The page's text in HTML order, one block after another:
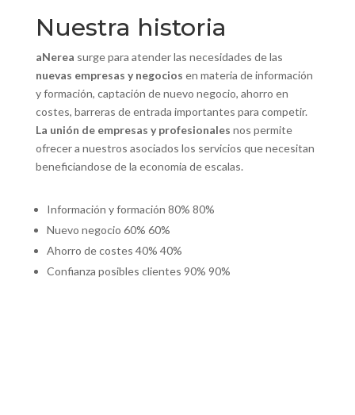
Nuestra historia
aNerea surge para atender las necesidades de las
nuevas empresas y negocios en materia de información
y formación, captación de nuevo negocio, ahorro en
costes, barreras de entrada importantes para competir.
La unión de empresas y profesionales nos permite
ofrecer a nuestros asociados los servicios que necesitan
beneficiandose de la economia de escalas.
Información y formación 80% 80%
Nuevo negocio 60% 60%
Ahorro de costes 40% 40%
Confianza posibles clientes 90% 90%